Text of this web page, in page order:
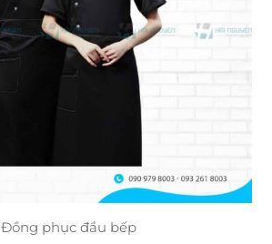
Đồng phục đầu bếp